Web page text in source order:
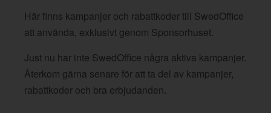
Här finns kampanjer och rabattkoder till SwedOffice
att använda, exklusivt genom Sponsorhuset.
Just nu har inte SwedOffice några aktiva kampanjer.
Återkom gärna senare för att ta del av kampanjer,
rabattkoder och bra erbjudanden.